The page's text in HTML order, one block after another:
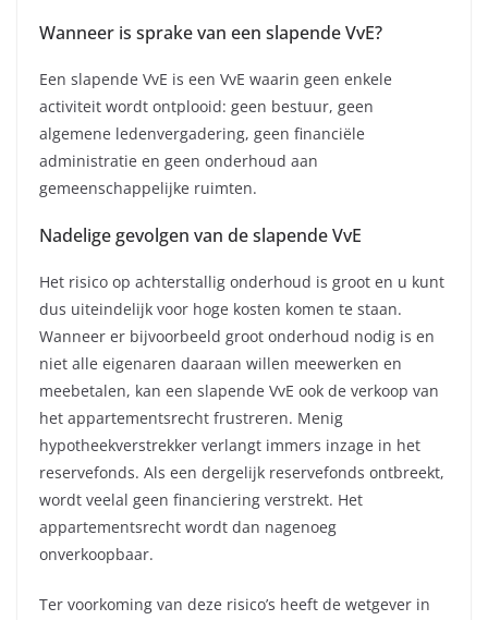
Wanneer is sprake van een slapende VvE?
Een slapende VvE is een VvE waarin geen enkele
activiteit wordt ontplooid: geen bestuur, geen
algemene ledenvergadering, geen financiële
administratie en geen onderhoud aan
gemeenschappelijke ruimten.
Nadelige gevolgen van de slapende VvE
Het risico op achterstallig onderhoud is groot en u kunt
dus uiteindelijk voor hoge kosten komen te staan.
Wanneer er bijvoorbeeld groot onderhoud nodig is en
niet alle eigenaren daaraan willen meewerken en
meebetalen, kan een slapende VvE ook de verkoop van
het appartementsrecht frustreren. Menig
hypotheekverstrekker verlangt immers inzage in het
reservefonds. Als een dergelijk reservefonds ontbreekt,
wordt veelal geen financiering verstrekt. Het
appartementsrecht wordt dan nagenoeg
onverkoopbaar.
Ter voorkoming van deze risico’s heeft de wetgever in